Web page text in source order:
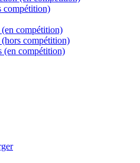
compétition)
compétition)
compétition)
(en compétition)